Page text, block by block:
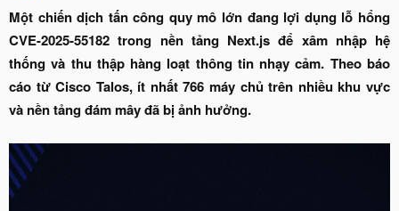
Một chiến dịch tấn công quy mô lớn đang lợi dụng lỗ hổng
CVE-2025-55182 trong nền tảng Next.js để xâm nhập hệ
thống và thu thập hàng loạt thông tin nhạy cảm. Theo báo
cáo từ Cisco Talos, ít nhất 766 máy chủ trên nhiều khu vực
và nền tảng đám mây đã bị ảnh hưởng.